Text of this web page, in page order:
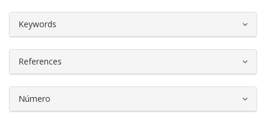
Keywords
References
Número